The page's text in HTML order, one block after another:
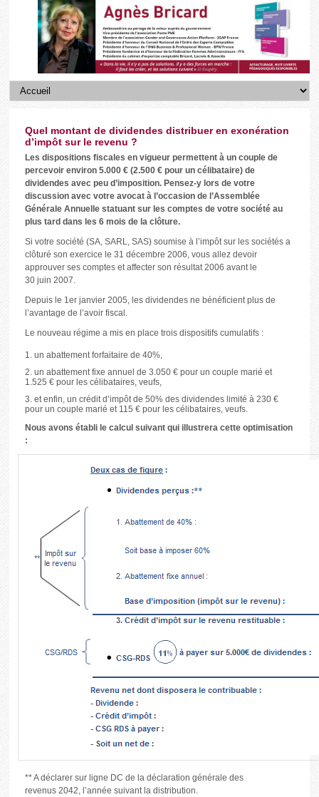
Quel montant de dividendes distribuer en exonération
d’impôt sur le revenu ?
Les dispositions fiscales en vigueur permettent à un couple de
percevoir environ 5.000 € (2.500 € pour un célibataire) de
dividendes avec peu d’imposition. Pensez-y lors de votre
discussion avec votre avocat à l’occasion de l’Assemblée
Générale Annuelle statuant sur les comptes de votre société au
plus tard dans les 6 mois de la clôture.
Si votre société (SA, SARL, SAS) soumise à l’impôt sur les sociétés a
clôturé son exercice le 31 décembre 2006, vous allez devoir
approuver ses comptes et affecter son résultat 2006 avant le
30 juin 2007.
Depuis le 1er janvier 2005, les dividendes ne bénéficient plus de
l’avantage de l’avoir fiscal.
Le nouveau régime a mis en place trois dispositifs cumulatifs :
un abattement forfaitaire de 40%,
un abattement fixe annuel de 3.050 € pour un couple marié et
1.525 € pour les célibataires, veufs,
et enfin, un crédit d’impôt de 50% des dividendes limité à 230 €
pour un couple marié et 115 € pour les célibataires, veufs.
Nous avons établi le calcul suivant qui illustrera cette optimisation
:
** A déclarer sur ligne DC de la déclaration générale des
revenus 2042, l’année suivant la distribution.